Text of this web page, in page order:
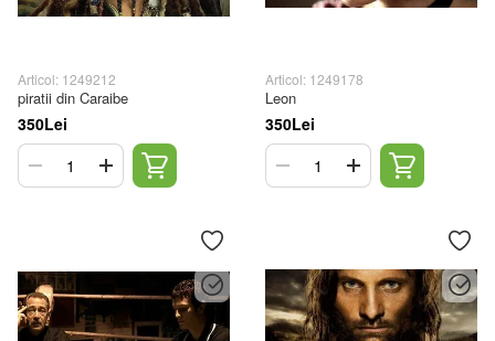
Articol: 1249212
piratii din Caraibe
350Lei
Articol: 1249178
Leon
350Lei